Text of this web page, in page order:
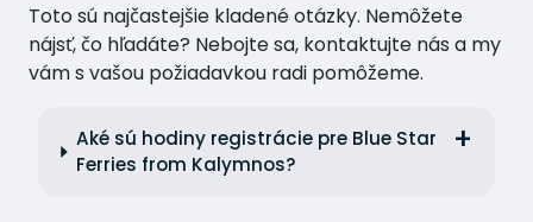
Toto sú najčastejšie kladené otázky. Nemôžete
nájsť, čo hľadáte? Nebojte sa, kontaktujte nás a my
vám s vašou požiadavkou radi pomôžeme.
Aké sú hodiny registrácie pre Blue Star
Ferries from Kalymnos?